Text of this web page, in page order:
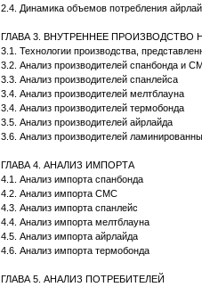
2.4. Динамика объемов потребления
ГЛАВА 3. ВНУТРЕННЕЕ ПРОИЗВОДСТВО
3.1. Технологии производства,
3.2. Анализ производителей спанбонда и
3.3. Анализ производителей спанлейса
3.4. Анализ производителей мелтблауна
3.4. Анализ производителей термобонда
3.5. Анализ производителей айрлайда
3.6. Анализ производителей
ГЛАВА 4. АНАЛИЗ ИМПОРТА
4.1. Анализ импорта спанбонда
4.2. Анализ импорта СМС
4.3. Анализ импорта спанлейс
4.4. Анализ импорта мелтблауна
4.5. Анализ импорта айрлайда
4.6. Анализ импорта термобонда
ГЛАВА 5. АНАЛИЗ ПОТРЕБИТЕЛЕЙ